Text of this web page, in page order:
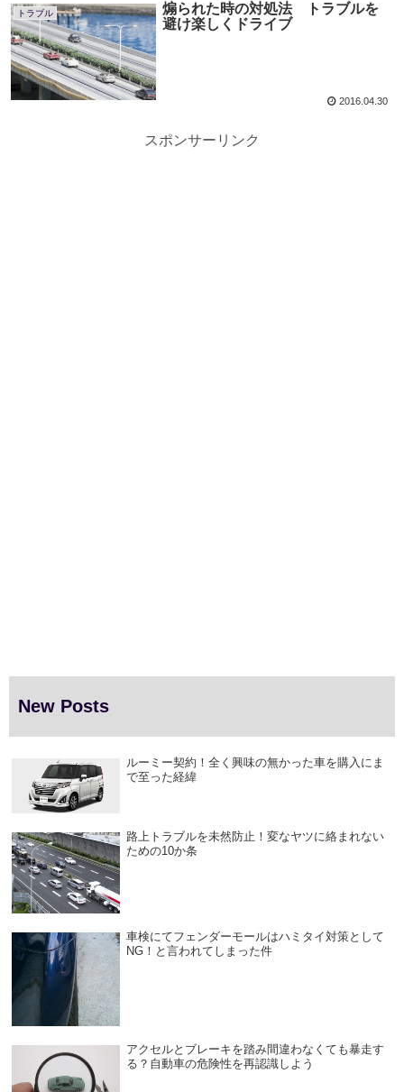
トラブル
煽られた時の対処法 トラブルを
避け楽しくドライブ
2016.04.30
スポンサーリンク
New Posts
ルーミー契約！全く興味の無かった車を購入にま
で至った経緯
路上トラブルを未然防止！変なヤツに絡まれない
ための10か条
車検にてフェンダーモールはハミタイ対策として
NG！と言われてしまった件
アクセルとブレーキを踏み間違わなくても暴走す
る？自動車の危険性を再認識しよう